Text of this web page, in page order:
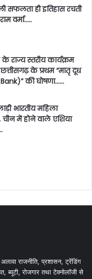
सफलता ही इतिहास रचती
वर्मा…..
राज्य स्तरीय कार्यक्रम
के प्रथम “मातृ दूध
की घोषणा……
भारतीय महिला
में होने वाले एशिया
राजनीति, प्रशासन, ट्रेंडिंग
रोजगार तथा टेक्नोलॉजी से